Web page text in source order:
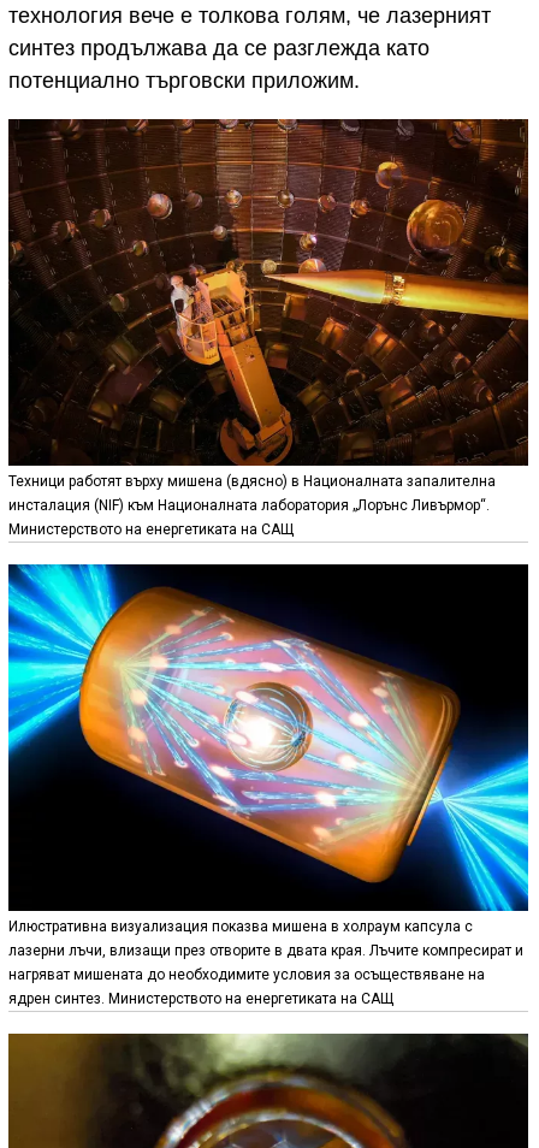
технология вече е толкова голям, че лазерният
синтез продължава да се разглежда като
потенциално търговски приложим.
Техници работят върху мишена (вдясно) в Националната запалителна
инсталация (NIF) към Националната лаборатория „Лорънс Ливърмор“.
Министерството на енергетиката на САЩ
Илюстративна визуализация показва мишена в холраум капсула с
лазерни лъчи, влизащи през отворите в двата края. Лъчите компресират и
нагряват мишената до необходимите условия за осъществяване на
ядрен синтез. Министерството на енергетиката на САЩ